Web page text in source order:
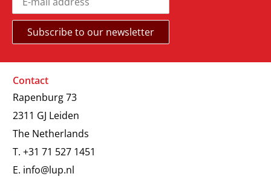
Contact
Rapenburg 73
2311 GJ Leiden
The Netherlands
T. +31 71 527 1451
E. info@lup.nl